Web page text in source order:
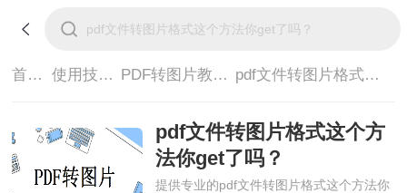
首页> 使用技巧> PDF转图片教程> pdf文件转图片格式这个方法你get了吗？
pdf文件转图片格式这个方
法你get了吗？
提供专业的pdf文件转图片格式这个方法你